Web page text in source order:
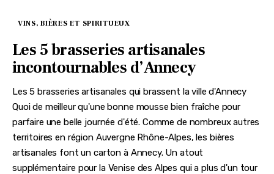
Recettes
Shopping
Évènements
VINS, BIÈRES ET SPIRITUEUX
Les 5 brasseries artisanales
incontournables d’Annecy
Les 5 brasseries artisanales qui brassent la ville d'Annecy
Quoi de meilleur qu'une bonne mousse bien fraîche pour
parfaire une belle journée d'été. Comme de nombreux autres
territoires en région Auvergne Rhône-Alpes, les bières
artisanales font un carton à Annecy. Un atout
supplémentaire pour la Venise des Alpes qui a plus d'un tour